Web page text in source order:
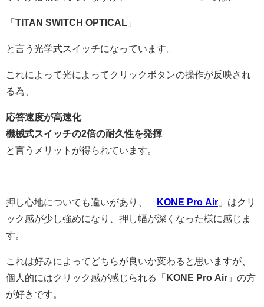
「 TITAN SWITCH OPTICAL 」
と言う光学式スイッチになっています。
これによって光によってクリックボタンの操作が反映され
る為、
応答速度が高速化
機械式スイッチの2倍の耐久性を発揮
と言うメリットが得られています。
押し心地についても違いがあり、「 KONE Pro Air 」はクリ
ック感が少し強めになり、押し幅が深くなった様に感じま
す。
これは好みによってどちらが良いか変わると思いますが、
個人的にはクリック感が感じられる「 KONE Pro Air 」の方
が好きです。